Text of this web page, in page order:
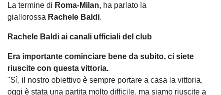
La termine di Roma-Milan, ha parlato la
giallorossa Rachele Baldi.
Rachele Baldi ai canali ufficiali del club
Era importante cominciare bene da subito, ci siete
riuscite con questa vittoria.
"Sì, il nostro obiettivo è sempre portare a casa la vittoria,
oggi è stata una partita molto difficile, ma siamo riuscite a